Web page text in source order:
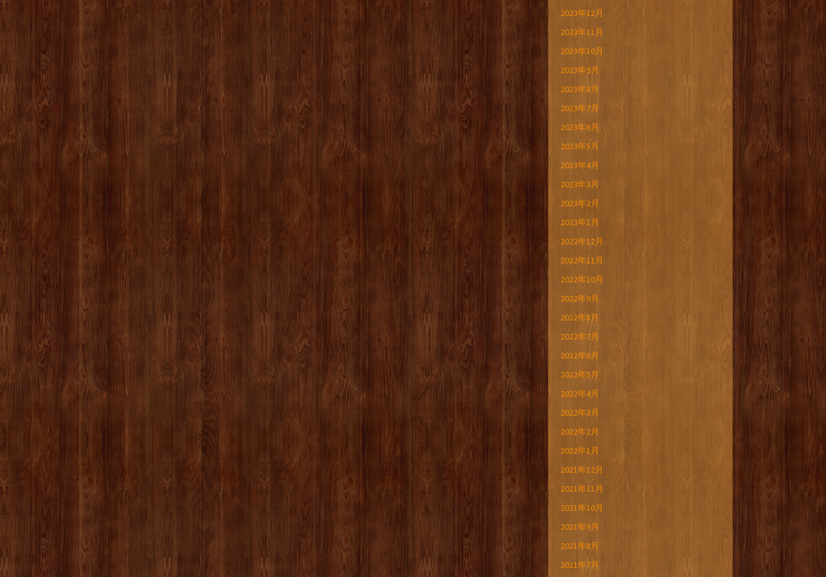
2023年12月
2023年11月
2023年10月
2023年9月
2023年8月
2023年7月
2023年6月
2023年5月
2023年4月
2023年3月
2023年2月
2023年1月
2022年12月
2022年11月
2022年10月
2022年9月
2022年8月
2022年7月
2022年6月
2022年5月
2022年4月
2022年3月
2022年2月
2022年1月
2021年12月
2021年11月
2021年10月
2021年9月
2021年8月
2021年7月